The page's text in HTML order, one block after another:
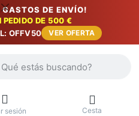
DE ENVÍO!
PEDIDO DE 500 €
OFFV50
VER OFERTA
sesión Cesta